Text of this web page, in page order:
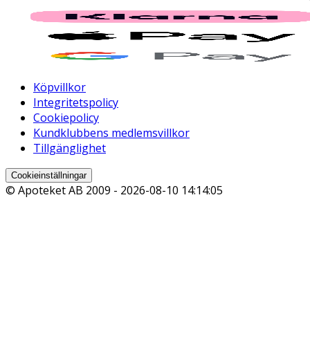
Köpvillkor
Integritetspolicy
Cookiepolicy
Kundklubbens medlemsvillkor
Tillgänglighet
Cookieinställningar
© Apoteket AB 2009 - 2026-08-10 14:14:05